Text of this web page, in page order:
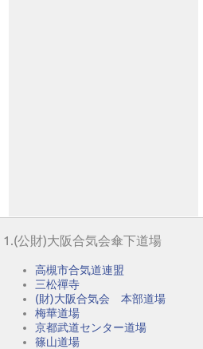
1.(公財)大阪合気会傘下道場
高槻市合気道連盟
三松禪寺
(財)大阪合気会 本部道場
梅華道場
京都武道センター道場
篠山道場